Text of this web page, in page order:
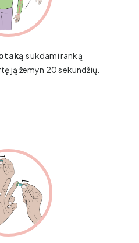
sukdami ranką
ją žemyn 20 sekundžių.